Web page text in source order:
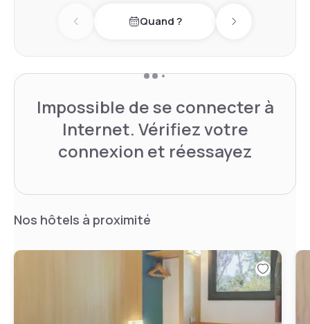
Previous dayQuand ? Next day
Impossible de se connecter à
Internet. Vérifiez votre
connexion et réessayez
Nos hôtels à proximité